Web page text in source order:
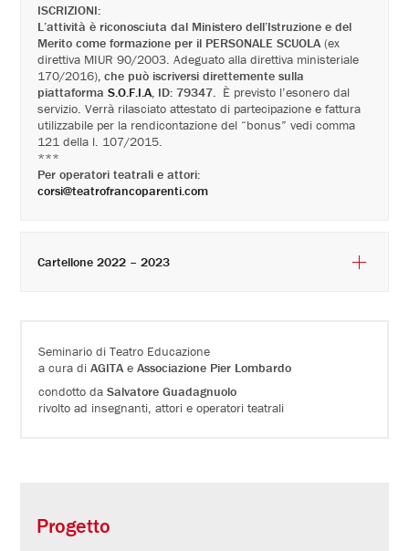
Seminario di Teatro Educazione
a cura diAGITA eAssociazione Pier Lombardo
condotto daSalvatore Guadagnuolo
rivolto ad insegnanti, attori e operatori teatrali
Progetto
ISCRIZIONI:
L’attività è riconosciuta dal Ministero dell’Istruzione e del
Merito come formazione per il PERSONALE SCUOLA(ex
direttiva MIUR 90/2003. Adeguato alla direttiva ministeriale
170/2016) , che può iscriversi direttemente sulla
piattaforma S.O.F.I.A , ID: 79347.
È previsto l’esonero dal
servizio. Verrà rilasciato attestato di partecipazione e fattura
utilizzabile per la rendicontazione del “bonus” vedi comma
121 della l. 107/2015.
***
Per operatori teatrali e attori:
corsi@teatrofrancoparenti.com
Cartellone 2022 – 2023